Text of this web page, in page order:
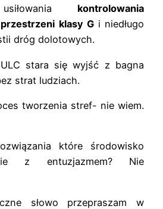
kontrolowania
klasy G i niedługo
dróg dolotowych.
stara się wyjść z bagna
strat ludziach.
tworzenia stref- nie wiem.
które środowisko
z entuzjazmem? Nie
słowo przepraszam w